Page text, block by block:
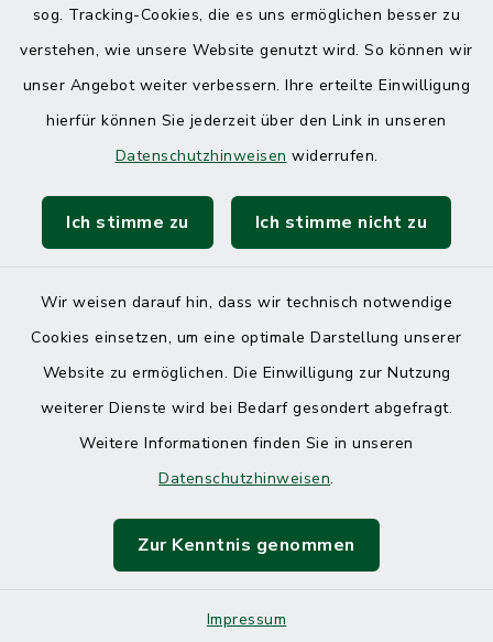
sog. Tracking-Cookies, die es uns ermöglichen besser zu
verstehen, wie unsere Website genutzt wird. So können wir
unser Angebot weiter verbessern. Ihre erteilte Einwilligung
hierfür können Sie jederzeit über den Link in unseren
Datenschutzhinweisen widerrufen.
Ich stimme zu Ich stimme nicht zu
Wir weisen darauf hin, dass wir technisch notwendige
Cookies einsetzen, um eine optimale Darstellung unserer
Website zu ermöglichen. Die Einwilligung zur Nutzung
weiterer Dienste wird bei Bedarf gesondert abgefragt.
Weitere Informationen finden Sie in unseren
Datenschutzhinweisen.
Zur Kenntnis genommen
Impressum
Kontakt
Datenschutz
Impressum
Cookie-Einstellungen